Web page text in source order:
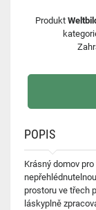
Produkt
POPIS
Krásný domov
prostoru ve třech
láskyplně